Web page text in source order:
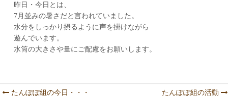
昨日・今日とは、
7月並みの暑さだと言われていました。
水分をしっかり摂るように声を掛けながら
遊んでいます。
水筒の大きさや量にご配慮をお願いします。
Post navigation
たんぽぽ組の今日・・・ たんぽぽ組の活動